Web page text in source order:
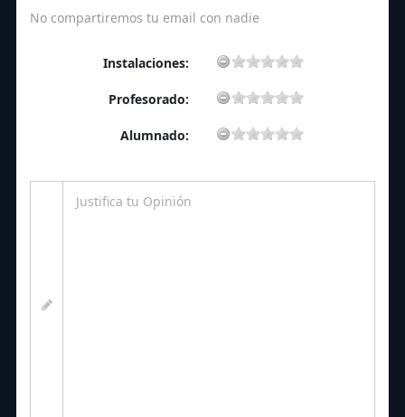
No compartiremos tu email con nadie
Instalaciones:
Profesorado:
Alumnado: